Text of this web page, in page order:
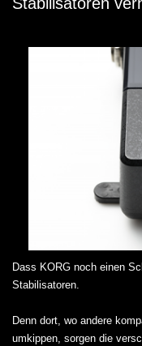
Dass KORG noch einen
Stabilisatoren.
Denn dort, wo andere
umkippen, sorgen die